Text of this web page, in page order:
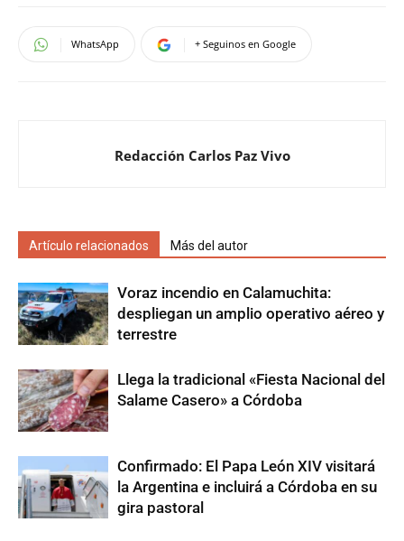
WhatsApp + Seguinos en Google
Redacción Carlos Paz Vivo
Artículo relacionados Más del autor
Voraz incendio en Calamuchita:
despliegan un amplio operativo aéreo y
terrestre
Llega la tradicional «Fiesta Nacional del
Salame Casero» a Córdoba
Confirmado: El Papa León XIV visitará
la Argentina e incluirá a Córdoba en su
gira pastoral